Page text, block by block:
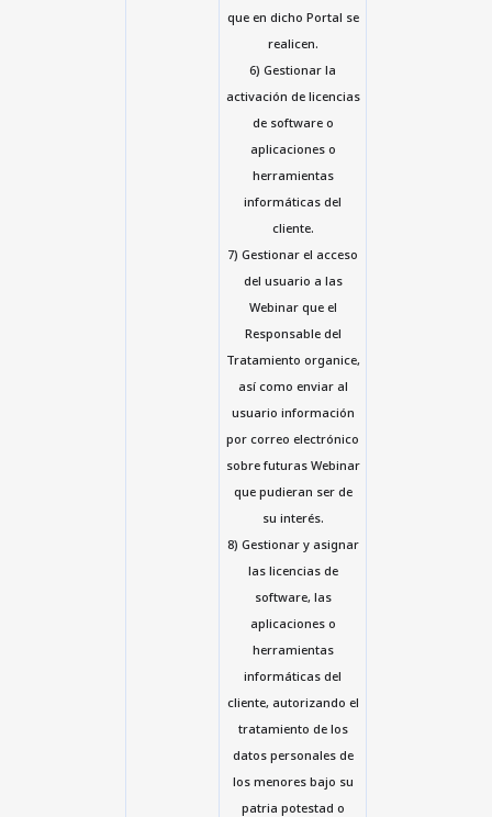
que en dicho Portal se
realicen.
6) Gestionar la
activación de licencias
de software o
aplicaciones o
herramientas
informáticas del
cliente.
7) Gestionar el acceso
del usuario a las
Webinar que el
Responsable del
Tratamiento organice,
así como enviar al
usuario información
por correo electrónico
sobre futuras Webinar
que pudieran ser de
su interés.
8) Gestionar y asignar
las licencias de
software, las
aplicaciones o
herramientas
informáticas del
cliente, autorizando el
tratamiento de los
datos personales de
los menores bajo su
patria potestad o